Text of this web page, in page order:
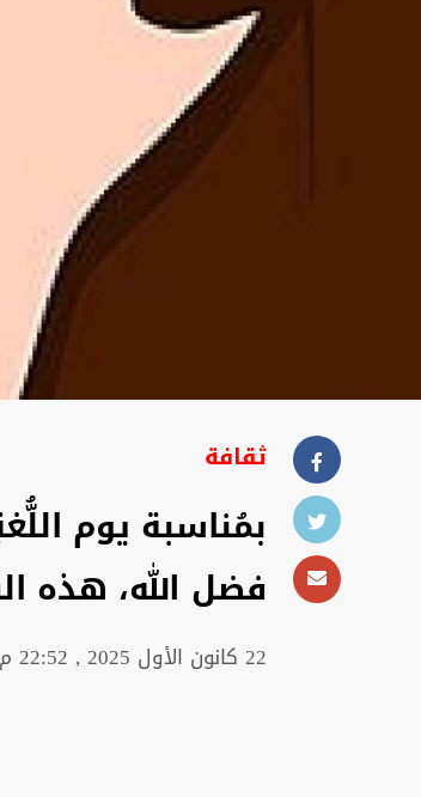
ثقافة
بمُناسبة يوم
فضل الله، هذه
22 كانون الأول 2025 , 22:52 م